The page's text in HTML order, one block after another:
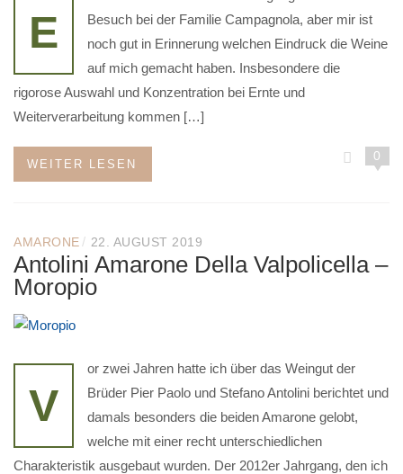
E
Besuch bei der Familie Campagnola, aber mir ist
noch gut in Erinnerung welchen Eindruck die Weine
auf mich gemacht haben. Insbesondere die
rigorose Auswahl und Konzentration bei Ernte und
Weiterverarbeitung kommen […]
WEITER LESEN
0
AMARONE / 22. AUGUST 2019
Antolini Amarone Della Valpolicella –
Moropio
V
or zwei Jahren hatte ich über das Weingut der
Brüder Pier Paolo und Stefano Antolini berichtet und
damals besonders die beiden Amarone gelobt,
welche mit einer recht unterschiedlichen
Charakteristik ausgebaut wurden. Der 2012er Jahrgang, den ich